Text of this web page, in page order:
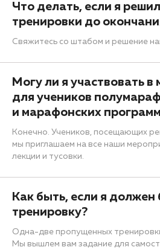
Что делать, если я
тренировки до
Свяжитесь со штабом и решение
Могу ли я участвовать в
для учеников
и марафонских
Конечно. Учеников, посещающих
мы приглашаем на все наши
лекции и тусовки.
Как быть, если я должен
тренировку?
Одна-две пропущенных
Мы вышлем вам задание для